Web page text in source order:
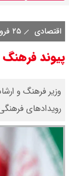
اقتصادی ۲۵ فروردین ۱۴۰۴
پیوند فرهنگ
وزیر فرهنگ و
رویدادهای